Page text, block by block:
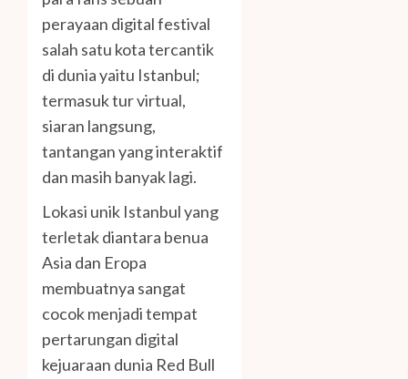
perayaan digital festival
salah satu kota tercantik
di dunia yaitu Istanbul;
termasuk tur virtual,
siaran langsung,
tantangan yang interaktif
dan masih banyak lagi.
Lokasi unik Istanbul yang
terletak diantara benua
Asia dan Eropa
membuatnya sangat
cocok menjadi tempat
pertarungan digital
kejuaraan dunia Red Bull